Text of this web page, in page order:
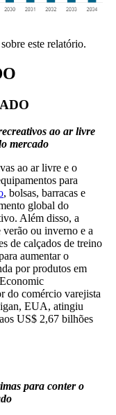
este relatório.
ao ar livre
mercado
ao ar livre e o
para
, bolsas, barracas e
global do
Além disso, a
verão ou inverno e a
de calçados de treino
aumentar o
por produtos em
do comércio varejista
EUA, atingiu
US$ 2,67 bilhões
para conter o